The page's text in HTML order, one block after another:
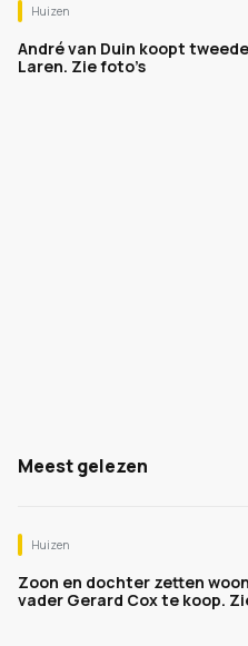
Huizen
André van Duin koopt
Laren. Zie foto’s
Meest gelezen
Huizen
Zoon en dochter zetten
vader Gerard Cox te koop.